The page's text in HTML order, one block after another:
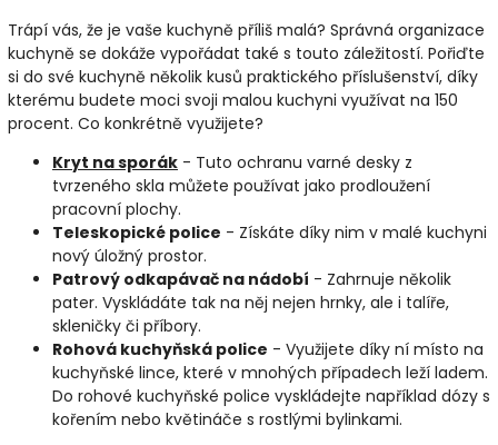
Trápí vás, že je vaše kuchyně příliš malá? Správná organizace
kuchyně se dokáže vypořádat také s touto záležitostí. Pořiďte
si do své kuchyně několik kusů praktického příslušenství, díky
kterému budete moci svoji malou kuchyni využívat na 150
procent. Co konkrétně využijete?
Kryt na sporák - Tuto ochranu varné desky z
tvrzeného skla můžete používat jako prodloužení
pracovní plochy.
Teleskopické police - Získáte díky nim v malé kuchyni
nový úložný prostor.
Patrový odkapávač na nádobí - Zahrnuje několik
pater. Vyskládáte tak na něj nejen hrnky, ale i talíře,
skleničky či příbory.
Rohová kuchyňská police - Využijete díky ní místo na
kuchyňské lince, které v mnohých případech leží ladem.
Do rohové kuchyňské police vyskládejte například dózy s
kořením nebo květináče s rostlými bylinkami.